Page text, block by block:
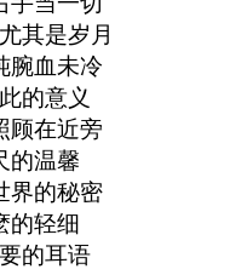
其是岁月
腕血未冷
的意义
顾在近旁
的温馨
界的秘密
的轻细
的耳语